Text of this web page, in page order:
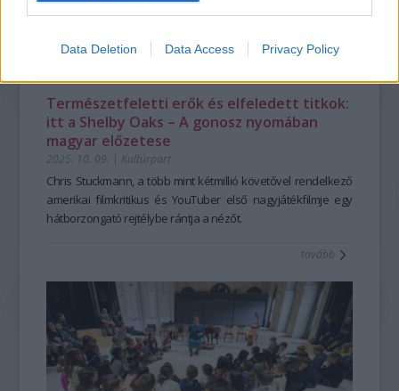
Data Deletion Data Access Privacy Policy
Természetfeletti erők és elfeledett titkok:
itt a Shelby Oaks – A gonosz nyomában
magyar előzetese
2025. 10. 09. | Kultúrpart
Chris Stuckmann, a több mint kétmillió követővel rendelkező
amerikai filmkritikus és YouTuber első nagyjátékfilmje egy
hátborzongató rejtélybe rántja a nézőt.
tovább